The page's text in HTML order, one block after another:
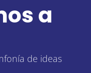
a
de ideas